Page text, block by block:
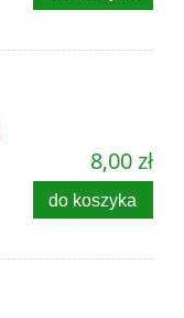
8,00 zł
do koszyka